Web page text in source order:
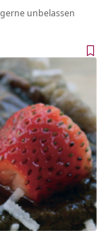
unbelassen